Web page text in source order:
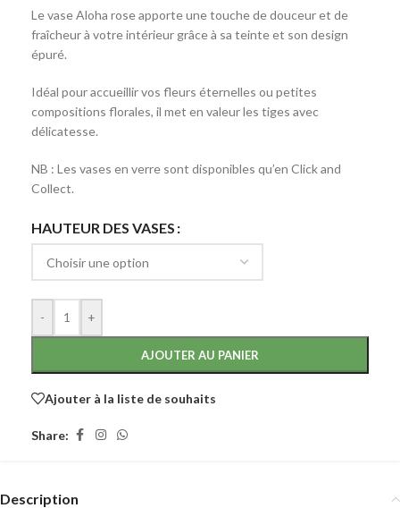
Le vase Aloha rose apporte une touche de douceur et de
fraîcheur à votre intérieur grâce à sa teinte et son design
épuré.
Idéal pour accueillir vos fleurs éternelles ou petites
compositions florales, il met en valeur les tiges avec
délicatesse.
NB : Les vases en verre sont disponibles qu’en Click and
Collect.
HAUTEUR DES VASES
- +
AJOUTER AU PANIER
Ajouter à la liste de souhaits
Share:
Description